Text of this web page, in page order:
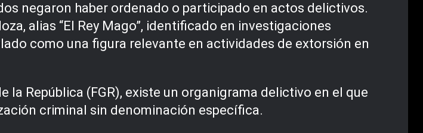
negaron haber ordenado o participado en actos delictivos.
alias “El Rey Mago”, identificado en investigaciones
como una figura relevante en actividades de extorsión en
República (FGR), existe un organigrama delictivo en el que
criminal sin denominación específica.